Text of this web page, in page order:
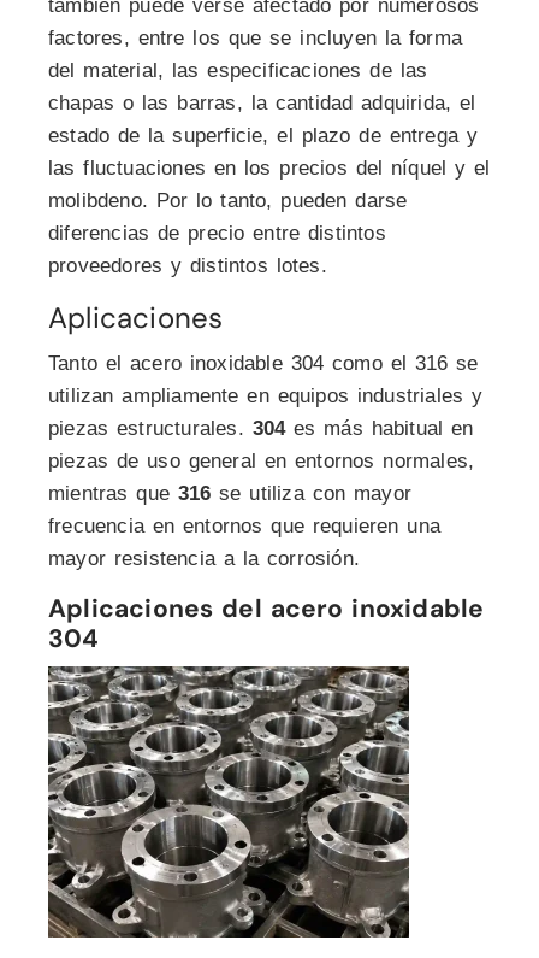
también puede verse afectado por numerosos
factores, entre los que se incluyen la forma
del material, las especificaciones de las
chapas o las barras, la cantidad adquirida, el
estado de la superficie, el plazo de entrega y
las fluctuaciones en los precios del níquel y el
molibdeno. Por lo tanto, pueden darse
diferencias de precio entre distintos
proveedores y distintos lotes.
Aplicaciones
Tanto el acero inoxidable 304 como el 316 se
utilizan ampliamente en equipos industriales y
piezas estructurales. 304es más habitual en
piezas de uso general en entornos normales,
mientras que 316 se utiliza con mayor
frecuencia en entornos que requieren una
mayor resistencia a la corrosión.
Aplicaciones del acero inoxidable
304